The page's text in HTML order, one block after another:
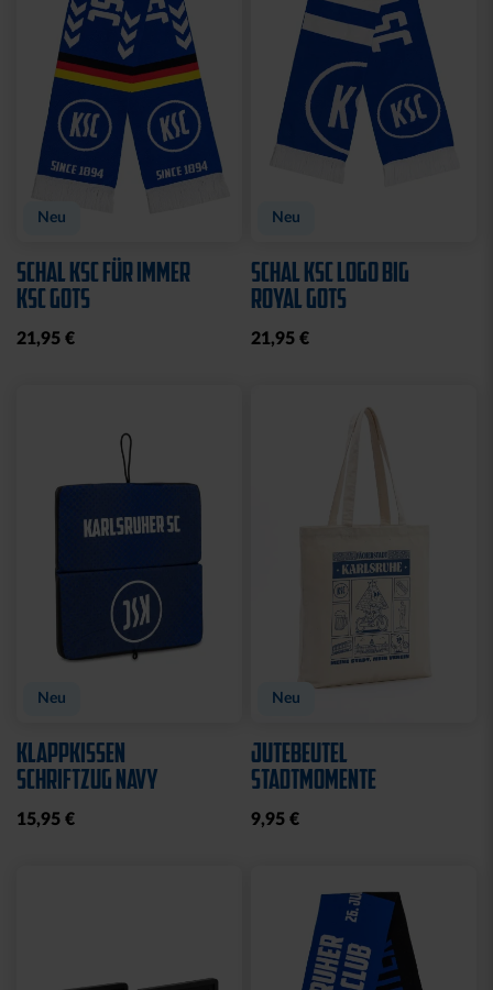
Neu
SCHAL KSC FÜR IMMER
KSC GOTS
21,95 €
Neu
SCHAL KSC LOGO BIG
ROYAL GOTS
21,95 €
Neu
KLAPPKISSEN
SCHRIFTZUG NAVY
15,95 €
Neu
JUTEBEUTEL
STADTMOMENTE
9,95 €